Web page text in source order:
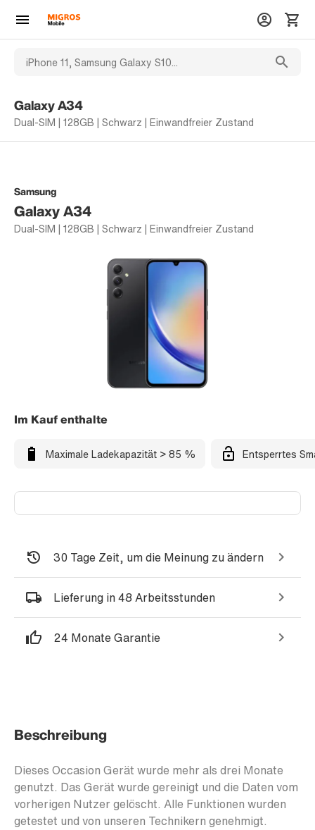
Galaxy A34
Dual-SIM | 128GB | Schwarz | Einwandfreier Zustand
Samsung
Galaxy A34
Dual-SIM | 128GB | Schwarz | Einwandfreier Zustand
Im Kauf enthalte
Maximale Ladekapazität > 85 % Entsperrtes
30 Tage Zeit, um die Meinung zu ändern
Lieferung in 48 Arbeitsstunden
24 Monate Garantie
Beschreibung
Dieses Occasion Gerät wurde mehr als drei Monate
genutzt. Das Gerät wurde gereinigt und die Daten vom
vorherigen Nutzer gelöscht. Alle Funktionen wurden
getestet und von unseren Technikern genehmigt.